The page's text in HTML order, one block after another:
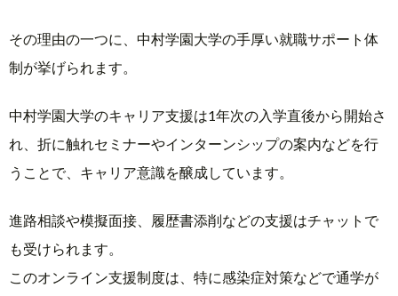
その理由の一つに、中村学園大学の手厚い就職サポート体
制が挙げられます。
中村学園大学のキャリア支援は1年次の入学直後から開始さ
れ、折に触れセミナーやインターンシップの案内などを行
うことで、キャリア意識を醸成しています。
進路相談や模擬面接、履歴書添削などの支援はチャットで
も受けられます。
このオンライン支援制度は、特に感染症対策などで通学が